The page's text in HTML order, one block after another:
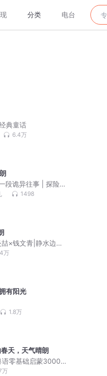
分类 电台
典童话
6.4万
段诡异往事 | 探险 |
1498
×钱文青|静水边原
万
有阳光
1.8万
天，天气晴朗
语零基础启蒙3000
万